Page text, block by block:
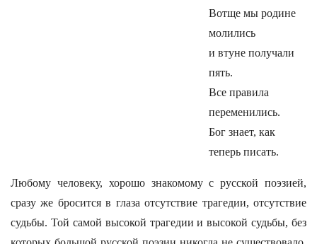
Вотще мы родине
молились
и втуне получали
пять.
Все правила
переменились.
Бог знает, как
теперь писать.
Любому человеку, хорошо знакомому с русской поэзией,
сразу же бросится в глаза отсутствие трагедии, отсутствие
судьбы. Той самой высокой трагедии и высокой судьбы, без